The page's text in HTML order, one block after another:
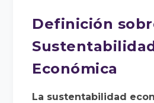
Definición
Económica
La sustentabilidad